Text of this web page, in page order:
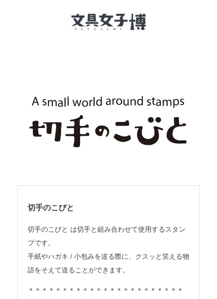
文具女子アワード
レポート
法人のみなさまへ
SHARE ME!
切手のこびと
切手のこびと は切手と組み合わせて使用するスタン
プです。
手紙やハガキ / 小包みを送る際に、クスッと笑える物
語をそえて送ることができます。
＊＊＊＊＊＊＊＊＊＊＊＊＊＊＊＊＊＊＊＊＊＊＊